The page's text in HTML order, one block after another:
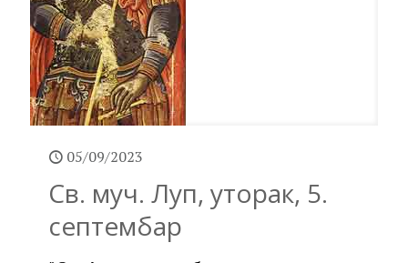
05/09/2023
Св. муч. Луп, уторак, 5.
септембар